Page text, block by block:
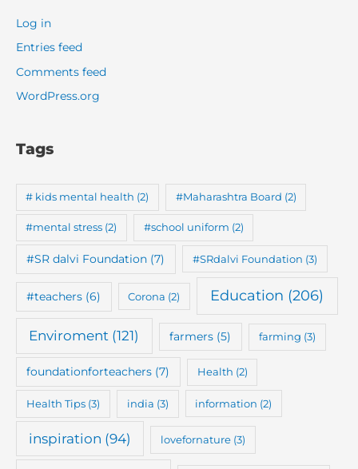
Log in
Entries feed
Comments feed
WordPress.org
Tags
# kids mental health (2) #Maharashtra Board (2)
#mental stress (2) #school uniform (2)
#SR dalvi Foundation (7) #SRdalvi Foundation (3)
#teachers (6) Corona (2) Education (206)
Enviroment (121) farmers (5) farming (3)
foundationforteachers (7) Health (2)
Health Tips(3) india (3) information (2)
inspiration (94) lovefornature (3)